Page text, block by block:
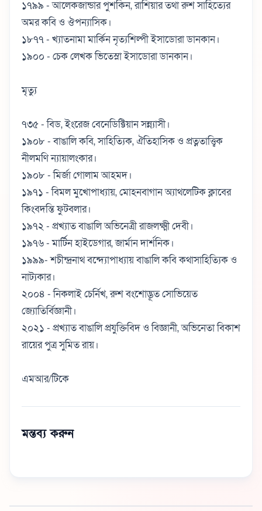
১৭৯৯ - আলেকজান্ডার পুশকিন, রাশিয়ার তথা রুশ সাহিত্যের
অমর কবি ও ঔপন্যাসিক।
১৮৭৭ - খ্যাতনামা মার্কিন নৃত্যশিল্পী ইসাডোরা ডানকান।
১৯০০ - চেক লেখক ভিতেস্লা ইসাডোরা ডানকান।
মৃত্যু
৭৩৫ - বিড, ইংরেজ বেনেডিক্টিয়ান সন্ন্যাসী।
১৯০৮ - বাঙালি কবি, সাহিত্যিক, ঐতিহাসিক ও প্রত্নতাত্ত্বিক
নীলমণি ন্যায়ালংকার।
১৯০৮ - মির্জা গোলাম আহমদ।
১৯৭১ - বিমল মুখোপাধ্যায়, মোহনবাগান অ্যাথলেটিক ক্লাবের
কিংবদন্তি ফুটবলার।
১৯৭২ - প্রখ্যাত বাঙালি অভিনেত্রী রাজলক্ষ্মী দেবী।
১৯৭৬ - মার্টিন হাইডেগার, জার্মান দার্শনিক।
১৯৯৯- শচীন্দ্রনাথ বন্দ্যোপাধ্যায় বাঙালি কবি কথাসাহিত্যিক ও
নাট্যকার।
২০০৪ - নিকলাই চের্নিখ, রুশ বংশোদ্ভূত সোভিয়েত
জ্যোতির্বিজ্ঞানী।
২০২১ - প্রখ্যাত বাঙালি প্রযুক্তিবিদ ও বিজ্ঞানী, অভিনেতা বিকাশ
রায়ের পুত্র সুমিত রায়।
এমআর/টিকে
মন্তব্য করুন